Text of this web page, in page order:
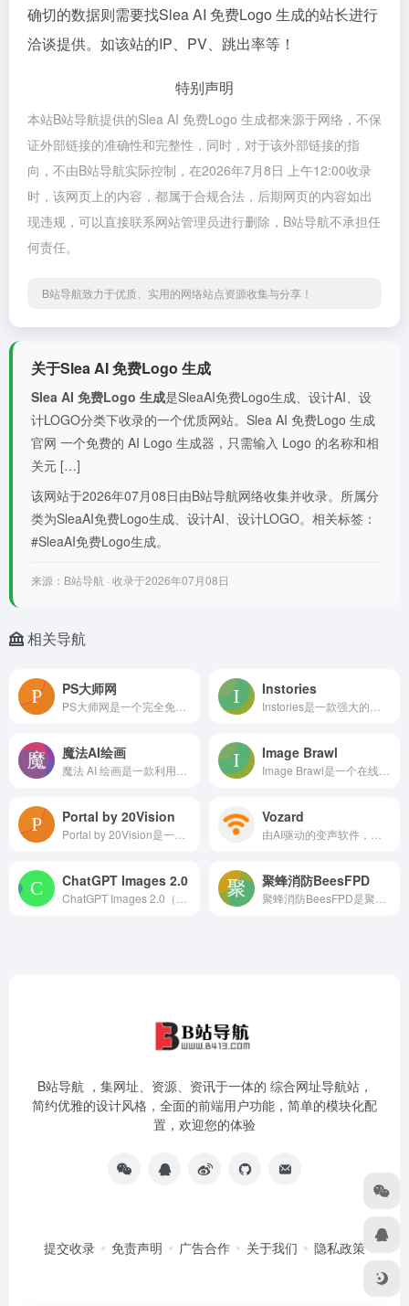
确切的数据则需要找Slea AI 免费Logo 生成的站长进行
洽谈提供。如该站的IP、PV、跳出率等！
特别声明
本站B站导航提供的Slea AI 免费Logo 生成都来源于网络，不保
证外部链接的准确性和完整性，同时，对于该外部链接的指
向，不由B站导航实际控制，在2026年7月8日 上午12:00收录
时，该网页上的内容，都属于合规合法，后期网页的内容如出
现违规，可以直接联系网站管理员进行删除，B站导航不承担任
何责任。
B站导航致力于优质、实用的网络站点资源收集与分享！
关于Slea AI 免费Logo 生成
Slea AI 免费Logo 生成是SleaAI免费Logo生成、设计AI、设
计LOGO分类下收录的一个优质网站。Slea AI 免费Logo 生成
官网 一个免费的 AI Logo 生成器，只需输入 Logo 的名称和相
关元 […]
该网站于2026年07月08日由B站导航网络收集并收录。所属分
类为SleaAI免费Logo生成、设计AI、设计LOGO。相关标签：
#SleaAI免费Logo生成。
来源：B站导航 · 收录于2026年07月08日
相关导航
PS大师网 Instories
魔法AI绘画 Image Brawl
Portal by 20Vision Vozard
ChatGPT Images 2.0 聚蜂消防BeesFPD
B站导航 ，集网址、资源、资讯于一体的 综合网址导航站，
简约优雅的设计风格，全面的前端用户功能，简单的模块化配
置，欢迎您的体验
提交收录 免责声明 广告合作 关于我们 隐私政策